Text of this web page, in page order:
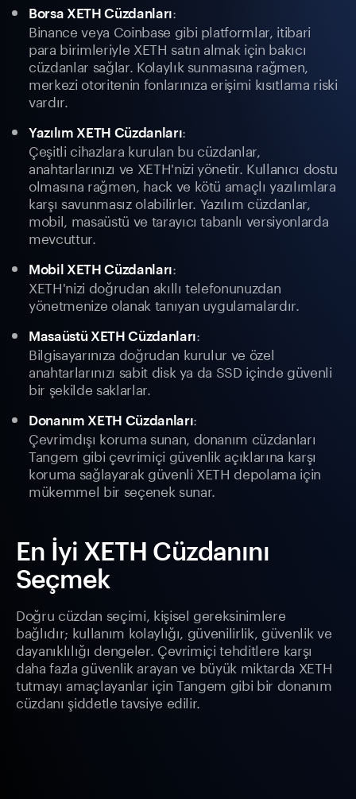
Borsa XETH Cüzdanları:
Binance veya Coinbase gibi platformlar, itibari
para birimleriyle XETH satın almak için bakıcı
cüzdanlar sağlar. Kolaylık sunmasına rağmen,
merkezi otoritenin fonlarınıza erişimi kısıtlama riski
vardır.
Yazılım XETH Cüzdanları:
Çeşitli cihazlara kurulan bu cüzdanlar,
anahtarlarınızı ve XETH'nizi yönetir. Kullanıcı dostu
olmasına rağmen, hack ve kötü amaçlı yazılımlara
karşı savunmasız olabilirler. Yazılım cüzdanlar,
mobil, masaüstü ve tarayıcı tabanlı versiyonlarda
mevcuttur.
Mobil XETH Cüzdanları:
XETH'nizi doğrudan akıllı telefonunuzdan
yönetmenize olanak tanıyan uygulamalardır.
Masaüstü XETH Cüzdanları:
Bilgisayarınıza doğrudan kurulur ve özel
anahtarlarınızı sabit disk ya da SSD içinde güvenli
bir şekilde saklarlar.
Donanım XETH Cüzdanları:
Çevrimdışı koruma sunan, donanım cüzdanları
Tangem gibi çevrimiçi güvenlik açıklarına karşı
koruma sağlayarak güvenli XETH depolama için
mükemmel bir seçenek sunar.
En İyi XETH Cüzdanını
Seçmek
Doğru cüzdan seçimi, kişisel gereksinimlere
bağlıdır; kullanım kolaylığı, güvenilirlik, güvenlik ve
dayanıklılığı dengeler. Çevrimiçi tehditlere karşı
daha fazla güvenlik arayan ve büyük miktarda XETH
tutmayı amaçlayanlar için Tangem gibi bir donanım
cüzdanı şiddetle tavsiye edilir.